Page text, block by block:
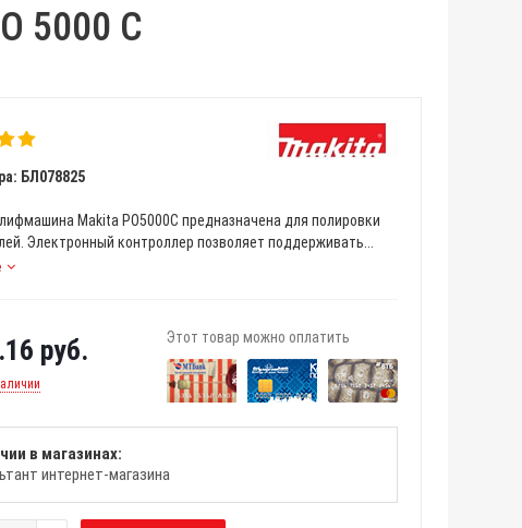
5000 C
БЛ078825
Makita PO5000C предназначена для полировки
Электронный контроллер позволяет поддерживать...
руб. Этот товар можно оплатить
в магазинах:
интернет-магазина